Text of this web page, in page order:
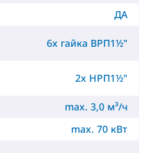
ДА
6x гайка ВРП1½"
2x НРП1½"
max. 3,0 м³/ч
max. 70 кВт